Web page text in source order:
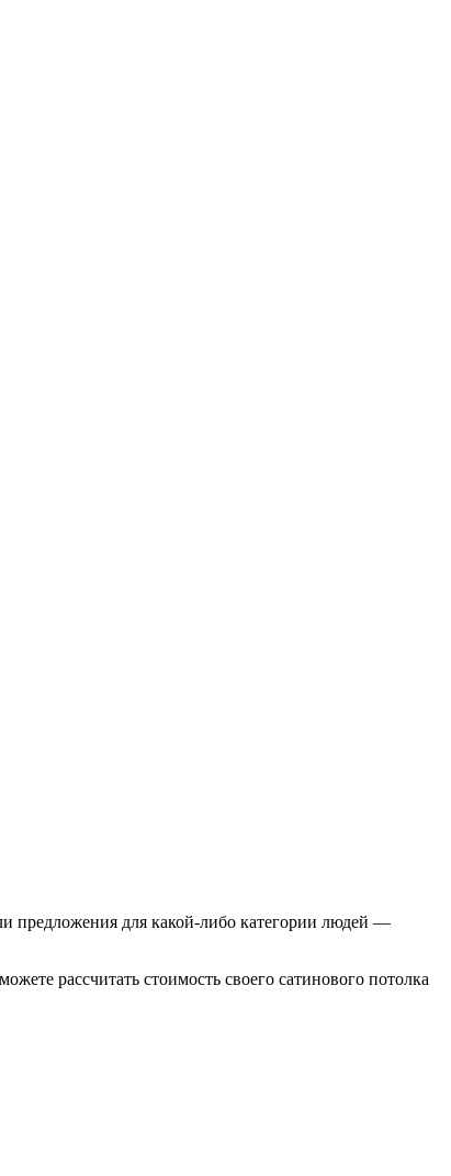
предложения для какой-либо категории людей —
рассчитать стоимость своего сатинового потолка